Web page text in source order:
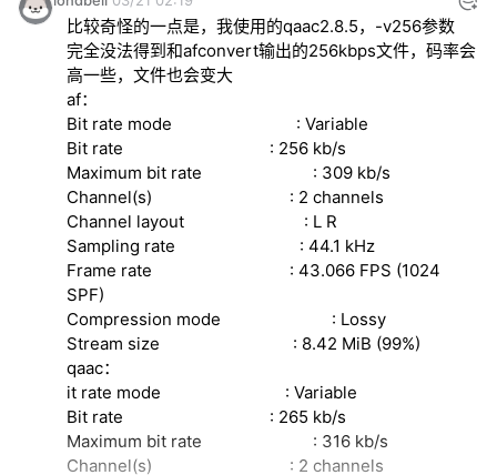
比较奇怪的一点是，我使用的qaac2.8.5，-v256参数
完全没法得到和afconvert输出的256kbps文件，码率会
高一些，文件也会变大
af：
Bit rate mode                            : Variable
Bit rate                                 : 256 kb/s
Maximum bit rate                         : 309 kb/s
Channel(s)                               : 2 channels
Channel layout                           : L R
Sampling rate                            : 44.1 kHz
Frame rate                               : 43.066 FPS (1024
SPF)
Compression mode                         : Lossy
Stream size                              : 8.42 MiB (99%)
qaac：
it rate mode                            : Variable
Bit rate                                 : 265 kb/s
Maximum bit rate                         : 316 kb/s
Channel(s)                               : 2 channels